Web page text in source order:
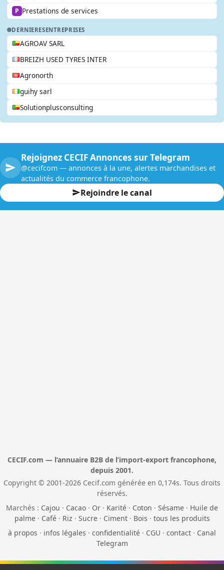
P Prestations de services
DERNIERESENTREPRISES
AGROAV SARL
BREIZH USED TYRES INTER
Agronorth
guihy sarl
Solutionplusconsulting
Rejoignez CECIF Annonces sur Telegram
@cecifcom — annonces à la une, alertes marchandises et
actualités du commerce francophone.
Rejoindre le canal
CECIF.com — l’annuaire B2B de l’import-export francophone,
depuis 2001.
Copyright © 2001-2026 Cecif.com générée en 0,174s. Tous droits
réservés.
Marchés : Cajou · Cacao · Or · Karité · Coton · Sésame · Huile de
palme· Café· Riz · Sucre· Ciment· Bois · tous les produits
à propos · infos légales · confidentialité · CGU · contact · Canal
Telegram